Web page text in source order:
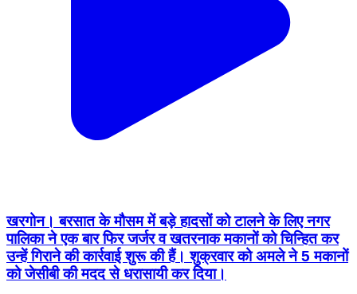
खरगोन। बरसात के मौसम में बड़े हादसों को टालने के लिए नगर
पालिका ने एक बार फिर जर्जर व खतरनाक मकानों को चिन्हित कर
उन्हें गिराने की कार्रवाई शुरू की हैं। शुक्रवार को अमले ने 5 मकानों
को जेसीबी की मदद से धरासायी कर दिया।